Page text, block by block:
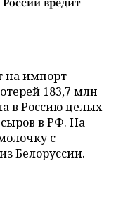
на импорт
183,7 млн
в Россию целых
сыров в РФ. На
с
Белоруссии.